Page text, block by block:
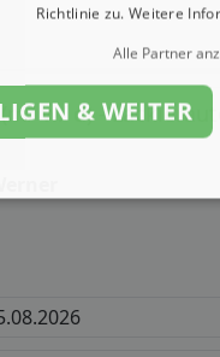
w/ d) -
Richtlinie zu. Weitere
Alle Partner
& WEITER